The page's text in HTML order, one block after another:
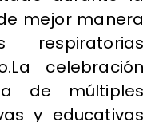
mejor manera
respiratorias
celebración
de múltiples
y educativas